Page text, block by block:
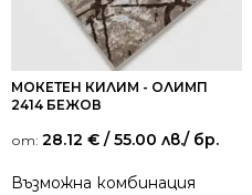
МОКЕТЕН КИЛИМ - ОЛИМП
2414 БЕЖОВ
от: 28.12 € / 55.00 лв./ бр.
Възможна комбинация